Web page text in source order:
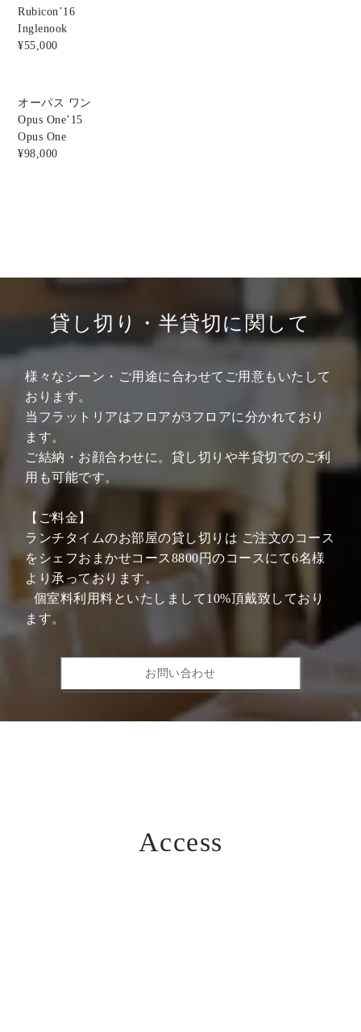
Rubicon’16
Inglenook
¥55,000
オーパス ワン
Opus One’15
Opus One
¥98,000
貸し切り・半貸切に関して
様々なシーン・ご用途に合わせてご用意もいたして
おります。
当フラットリアはフロアが3フロアに分かれており
ます。
ご結納・お顔合わせに。貸し切りや半貸切でのご利
用も可能です。
【ご料金】
ランチタイムのお部屋の貸し切りは ご注文のコース
をシェフおまかせコース8800円のコースにて6名様
より承っております。
個室料利用料といたしまして10%頂戴致しており
ます。
お問い合わせ
Access